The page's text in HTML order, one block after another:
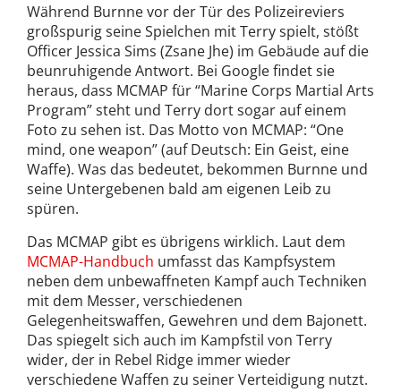
Während Burnne vor der Tür des Polizeireviers
großspurig seine Spielchen mit Terry spielt, stößt
Officer Jessica Sims (Zsane Jhe) im Gebäude auf die
beunruhigende Antwort. Bei Google findet sie
heraus, dass MCMAP für “Marine Corps Martial Arts
Program” steht und Terry dort sogar auf einem
Foto zu sehen ist. Das Motto von MCMAP: “One
mind, one weapon” (auf Deutsch: Ein Geist, eine
Waffe). Was das bedeutet, bekommen Burnne und
seine Untergebenen bald am eigenen Leib zu
spüren.
Das MCMAP gibt es übrigens wirklich. Laut dem
MCMAP-Handbuch umfasst das Kampfsystem
neben dem unbewaffneten Kampf auch Techniken
mit dem Messer, verschiedenen
Gelegenheitswaffen, Gewehren und dem Bajonett.
Das spiegelt sich auch im Kampfstil von Terry
wider, der in Rebel Ridge immer wieder
verschiedene Waffen zu seiner Verteidigung nutzt.